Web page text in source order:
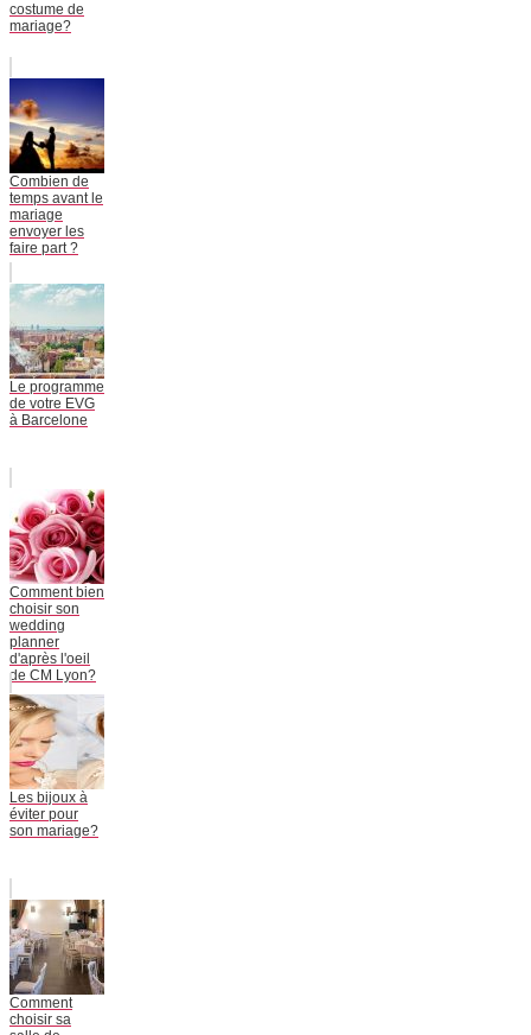
costume de
mariage?
Combien de
temps avant le
mariage
envoyer les
faire part ?
Le programme
de votre EVG
à Barcelone
Comment bien
choisir son
wedding
planner
d'après l'oeil
de CM Lyon?
Les bijoux à
éviter pour
son mariage?
Comment
choisir sa